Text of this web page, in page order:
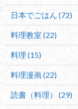
日本でごはん (72)
料理教室 (22)
料理 (15)
料理漫画 (22)
読書（料理） (29)